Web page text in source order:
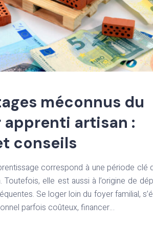
méconnus du
artisan :
conseils
correspond à une période clé
Toutefois, elle est aussi à l’origine de
Se loger loin du foyer familial,
parfois coûteux, financer…